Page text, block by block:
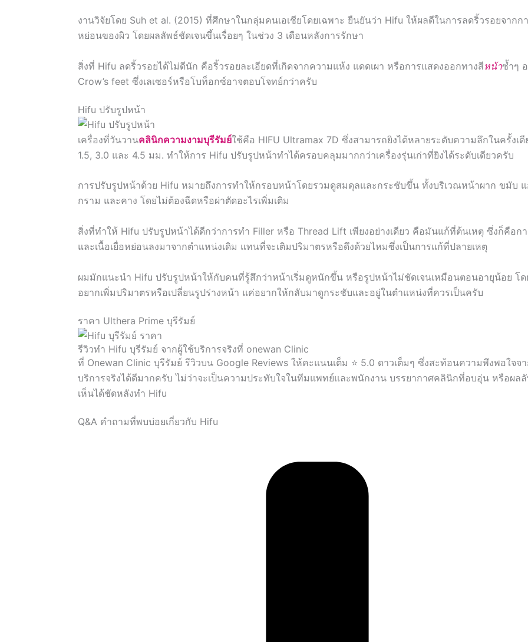
งานวิจัยโดย Suh et al. (2015) ที่ศึกษาในกลุ่มคนเอเชียโดยเฉพาะ ยืนยันว่า Hifu ให้ผลดีในการลดริ้วรอยจากก
หย่อนของผิว โดยผลลัพธ์ชัดเจนขึ้นเรื่อยๆ ในช่วง 3 เดือนหลังการรักษา
สิ่งที่ Hifu ลดริ้วรอยได้ไม่ดีนัก คือริ้วรอยละเอียดที่เกิดจากความแห้ง แดดเผา หรือการแสดงออกทางสีหน้าซ้ำๆ
Crow’s feet ซึ่งเลเซอร์หรือโบท็อกซ์อาจตอบโจทย์กว่าครับ
Hifu ปรับรูปหน้า
เครื่องที่วันวานคลินิกความงามบุรีรัมย์ใช้คือ HIFU Ultramax 7D ซึ่งสามารถยิงได้หลายระดับความลึกในครั้งเดี
1.5, 3.0 และ 4.5 มม. ทำให้การ Hifu ปรับรูปหน้าทำได้ครอบคลุมมากกว่าเครื่องรุ่นเก่าที่ยิงได้ระดับเดียวครับ
การปรับรูปหน้าด้วย Hifu หมายถึงการทำให้กรอบหน้าโดยรวมดูสมดุลและกระชับขึ้น ทั้งบริเวณหน้าผาก ขมับ
กราม และคาง โดยไม่ต้องฉีดหรือผ่าตัดอะไรเพิ่มเติม
สิ่งที่ทำให้ Hifu ปรับรูปหน้าได้ดีกว่าการทำ Filler หรือ Thread Lift เพียงอย่างเดียว คือมันแก้ที่ต้นเหตุ ซึ่งก็คือก
และเนื้อเยื่อหย่อนลงมาจากตำแหน่งเดิม แทนที่จะเติมปริมาตรหรือดึงด้วยไหมซึ่งเป็นการแก้ที่ปลายเหตุ
ผมมักแนะนำ Hifu ปรับรูปหน้าให้กับคนที่รู้สึกว่าหน้าเริ่มดูหนักขึ้น หรือรูปหน้าไม่ชัดเจนเหมือนตอนอายุน้อย โด
อยากเพิ่มปริมาตรหรือเปลี่ยนรูปร่างหน้า แค่อยากให้กลับมาดูกระชับและอยู่ในตำแหน่งที่ควรเป็นครับ
ราคา Ulthera Prime บุรีรัมย์
รีวิวทำ Hifu บุรีรัมย์ จากผู้ใช้บริการจริงที่ onewan Clinic
ที่ Onewan Clinic บุรีรัมย์ รีวิวบน Google Reviews ให้คะแนนเต็ม ⭐ 5.0 ดาวเต็มๆ ซึ่งสะท้อนความพึงพอใจจ
บริการจริงได้ดีมากครับ ไม่ว่าจะเป็นความประทับใจในทีมแพทย์และพนักงาน บรรยากาศคลินิกที่อบอุ่น หรือผล
เห็นได้ชัดหลังทำ Hifu
Q&A คำถามที่พบบ่อยเกี่ยวกับ Hifu